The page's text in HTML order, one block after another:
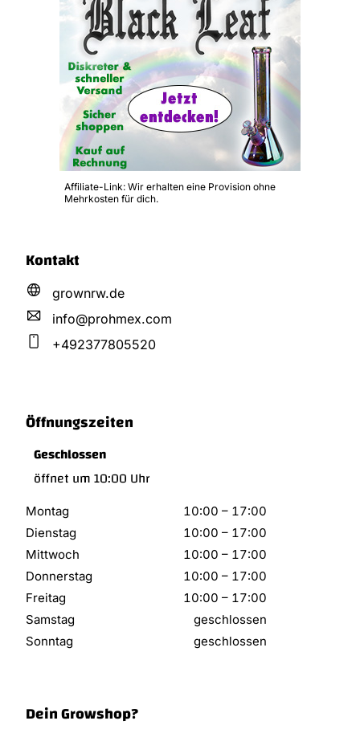
Affiliate-Link: Wir erhalten eine Provision ohne
Mehrkosten für dich.
Kontakt
grownrw.de
info@prohmex.com
+492377805520
Öffnungszeiten
Geschlossen
öffnet um 10:00 Uhr
Montag 10:00 – 17:00
Dienstag
10:00 – 17:00
Mittwoch
10:00 – 17:00
Donnerstag
10:00 – 17:00
Freitag
10:00 – 17:00
Samstag
geschlossen
Sonntag
geschlossen
Dein Growshop?